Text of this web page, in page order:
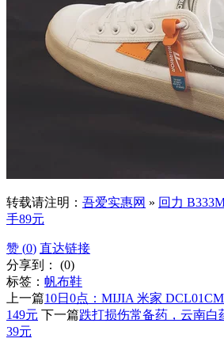
转载请注明： 吾爱实惠网 » 回力
手89元
赞 (0) 直达链接
分享到： (0)
标签： 帆布鞋
上一篇10日0点：MIJIA 米家
149元 下一篇跌打损伤常备药，云南白
39元